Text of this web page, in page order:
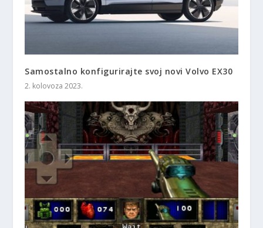
Samostalno konfigurirajte svoj novi Volvo EX30
2. kolovoza 2023.